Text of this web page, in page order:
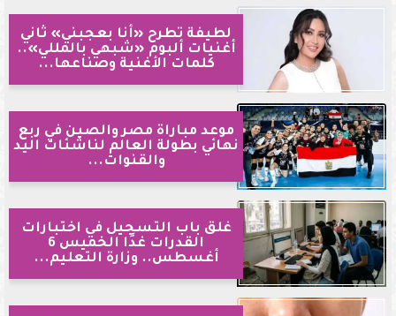
لطيفة تطرح «أنا بعجبني» ثاني
أغنيات ألبوم «شبهي بالمللي»..
كلمات الأغنية وصناعها...
موعد مباراة مصر والصين في ربع
نهائي بطولة العالم لناشئات اليد
والقنوات...
غلق باب التسجيل في اختبارات
القدرات غدًا الخميس 6
أغسطس.. وزارة التعليم...